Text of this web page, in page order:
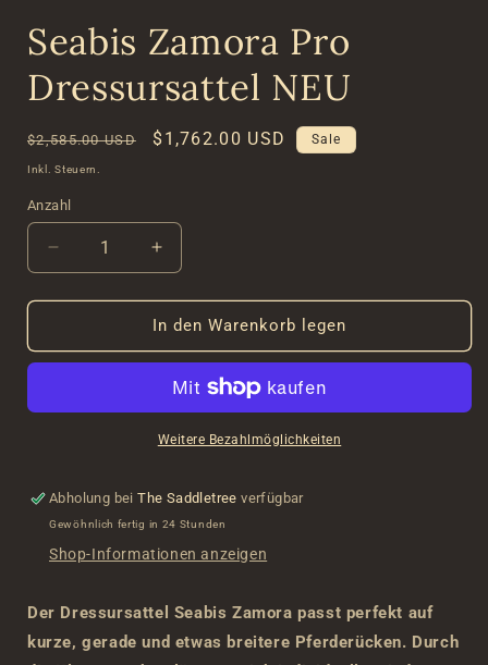
Seabis Zamora Pro
Dressursattel NEU
Normaler
Preis
$2,585.00 USD Verkaufspreis
$1,762.00 USD Sale
Inkl. Steuern.
Anzahl
Verringere
die
Menge
Seabis
Dressursattel
Erhöhe
die
Menge
für
Seabis
Pro
Dressursattel
NEU
In den Warenkorb legen
Weitere Bezahlmöglichkeiten
Abholung beiThe Saddletree verfügbar
Gewöhnlich fertig in 24 Stunden
Shop-Informationen anzeigen
Der Dressursattel Seabis Zamora passt perfekt auf
kurze, gerade und etwas breitere Pferderücken. Durch